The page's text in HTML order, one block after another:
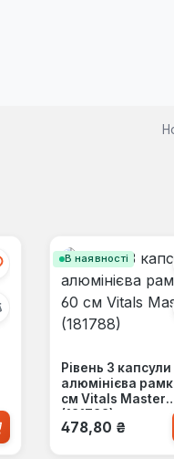
В наявності
Рівень 3 капсули
алюмінієва
см Vitals Master
(181788)
Звичайна ціна:
478,80 ₴